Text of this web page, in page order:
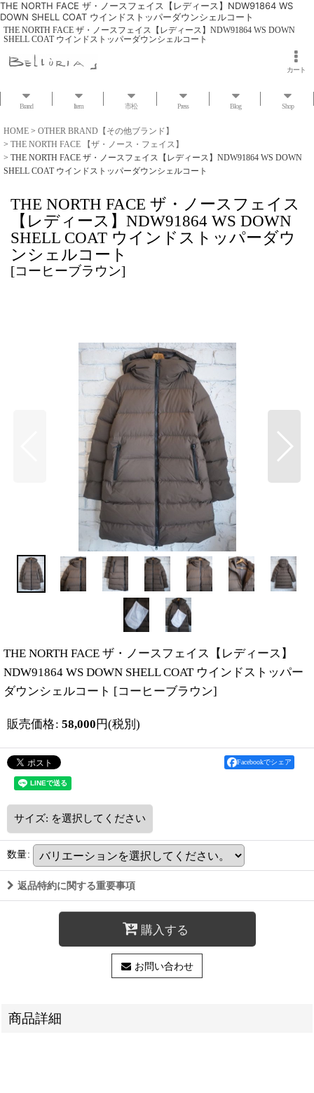
THE NORTH FACE ザ・ノースフェイス【レディース】NDW91864 WS
DOWN SHELL COAT ウインドストッパーダウンシェルコート
THE NORTH FACE ザ・ノースフェイス【レディース】NDW91864 WS DOWN
SHELL COAT ウインドストッパーダウンシェルコート
カート
Brand Item 市松 Press Blog Shop
HOME > OTHER BRAND【その他ブランド】
> THE NORTH FACE 【ザ・ノース・フェイス】
> THE NORTH FACE ザ・ノースフェイス【レディース】NDW91864 WS DOWN
SHELL COAT ウインドストッパーダウンシェルコート
THE NORTH FACE ザ・ノースフェイス
【レディース】NDW91864 WS DOWN
SHELL COAT ウインドストッパーダウ
ンシェルコート
[コーヒーブラウン]
THE NORTH FACE ザ・ノースフェイス【レディース】
NDW91864 WS DOWN SHELL COAT ウインドストッパー
ダウンシェルコート [コーヒーブラウン]
販売価格: 58,000 円(税別)
Facebookでシェア
サイズ: を選択してください
数量:
返品特約に関する重要事項
購入する
お問い合わせ
商品詳細